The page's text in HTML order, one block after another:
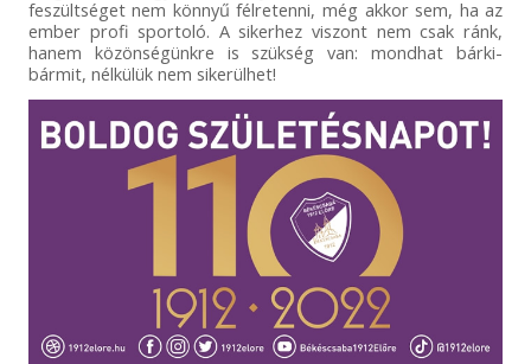
feszültséget nem könnyű félretenni, még akkor sem, ha az
ember profi sportoló. A sikerhez viszont nem csak ránk,
hanem közönségünkre is szükség van: mondhat bárki-
bármit, nélkülük nem sikerülhet!